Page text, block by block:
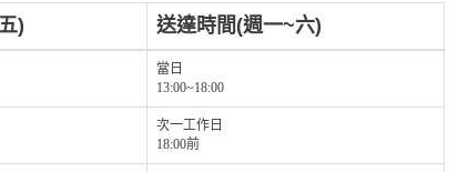
) 送達時間(週一~六)
當日
13:00~18:00
次一工作日
18:00前